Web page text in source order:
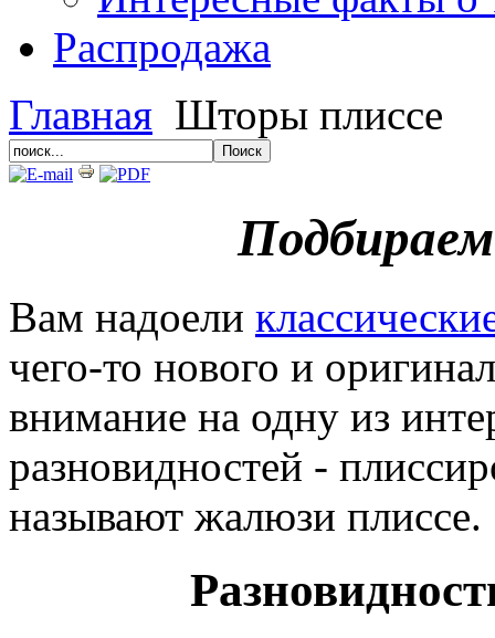
Распродажа
Главная Шторы плиссе
Вам надоели
чего-то нового и
внимание на одну из
разновидностей -
называют жалюзи плиссе.